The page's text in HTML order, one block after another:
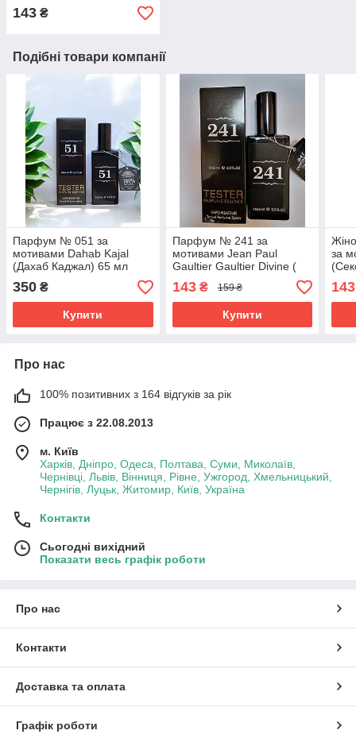
143 ₴
Подібні товари компанії
Парфум № 051 за
мотивами Dahab Kajal
(Дахаб Каджал) 65 мл
350 ₴
Купити
Парфум № 241 за
мотивами Jean Paul
Gaultier Gaultier Divine (
Жан Поль Готьє Дівін ) 65
мл ОПТ
143₴ 159 ₴
Купити
за
143
Про нас
100% позитивних з 164 відгуків за рік
Працює з 22.08.2013
м. Київ
Харків, Дніпро, Одеса, Полтава, Суми, Миколаїв,
Чернівці, Львів, Вінниця, Рівне, Ужгород, Хмельницький,
Чернігів, Луцьк, Житомир, Київ, Україна
Контакти
Сьогодні вихідний
Показати весь графік роботи
Про нас
Контакти
Доставка та оплата
Графік роботи